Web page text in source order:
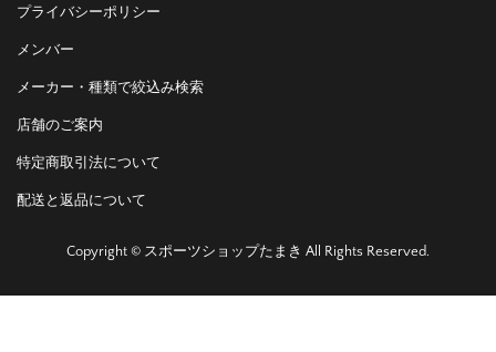
プライバシーポリシー
メンバー
メーカー・種類で絞込み検索
店舗のご案内
特定商取引法について
配送と返品について
Copyright © スポーツショップたまき All Rights Reserved.